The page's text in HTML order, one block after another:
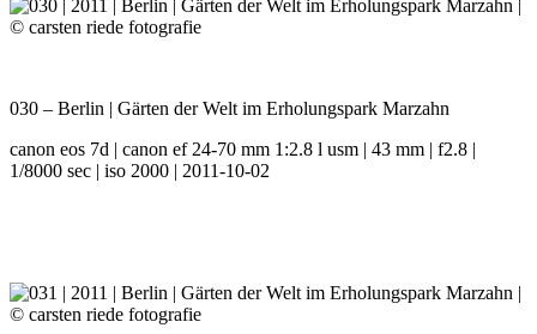
030 – Berlin | Gärten der Welt im Erholungspark Marzahn
canon eos 7d | canon ef 24-70 mm 1:2.8 l usm | 43 mm | f2.8 |
1/8000 sec | iso 2000 | 2011-10-02